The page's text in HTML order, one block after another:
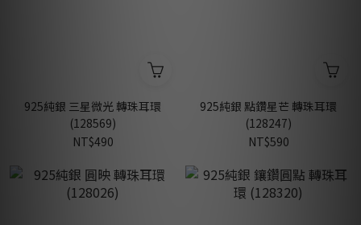
925純銀 三星微光 轉珠耳環
(128569)
NT$490
925純銀 點鑽星芒 轉珠耳環
(128247)
NT$590